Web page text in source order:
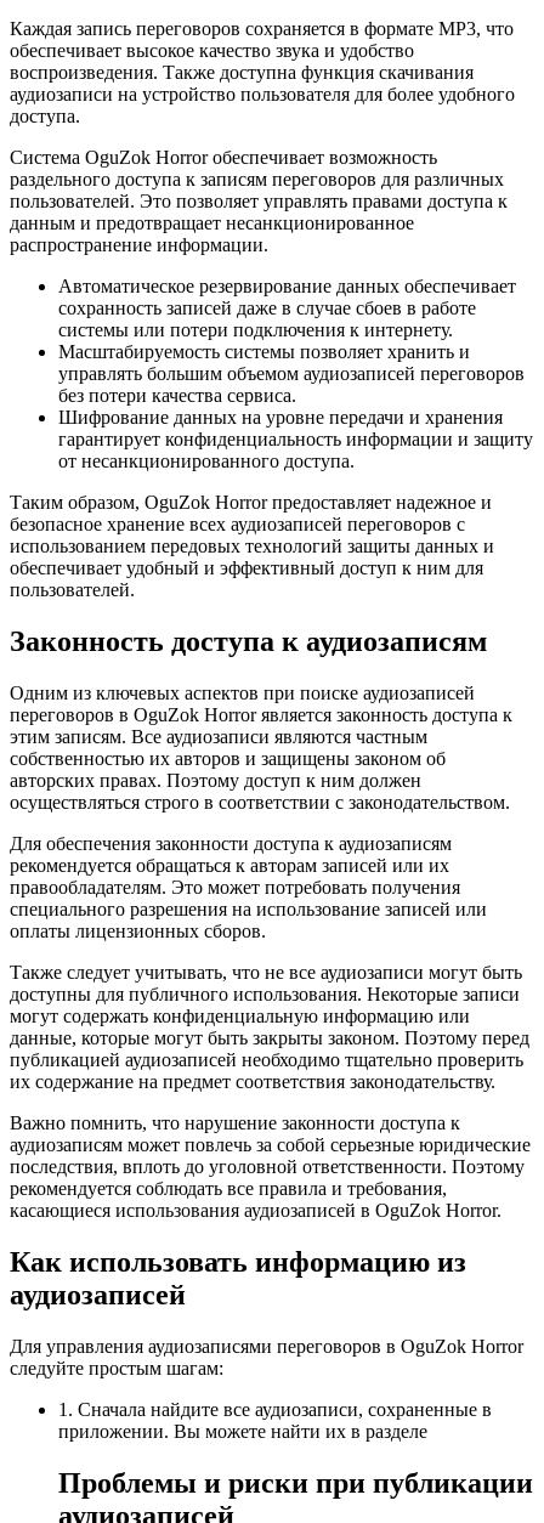
Каждая запись переговоров сохраняется в формате MP3, что
обеспечивает высокое качество звука и удобство
воспроизведения. Также доступна функция скачивания
аудиозаписи на устройство пользователя для более удобного
доступа.
Система OguZok Horror обеспечивает возможность
раздельного доступа к записям переговоров для различных
пользователей. Это позволяет управлять правами доступа к
данным и предотвращает несанкционированное
распространение информации.
Автоматическое резервирование данных обеспечивает
сохранность записей даже в случае сбоев в работе
системы или потери подключения к интернету.
Масштабируемость системы позволяет хранить и
управлять большим объемом аудиозаписей переговоров
без потери качества сервиса.
Шифрование данных на уровне передачи и хранения
гарантирует конфиденциальность информации и защиту
от несанкционированного доступа.
Таким образом, OguZok Horror предоставляет надежное и
безопасное хранение всех аудиозаписей переговоров с
использованием передовых технологий защиты данных и
обеспечивает удобный и эффективный доступ к ним для
пользователей.
Законность доступа к аудиозаписям
Одним из ключевых аспектов при поиске аудиозаписей
переговоров в OguZok Horror является законность доступа к
этим записям. Все аудиозаписи являются частным
собственностью их авторов и защищены законом об
авторских правах. Поэтому доступ к ним должен
осуществляться строго в соответствии с законодательством.
Для обеспечения законности доступа к аудиозаписям
рекомендуется обращаться к авторам записей или их
правообладателям. Это может потребовать получения
специального разрешения на использование записей или
оплаты лицензионных сборов.
Также следует учитывать, что не все аудиозаписи могут быть
доступны для публичного использования. Некоторые записи
могут содержать конфиденциальную информацию или
данные, которые могут быть закрыты законом. Поэтому перед
публикацией аудиозаписей необходимо тщательно проверить
их содержание на предмет соответствия законодательству.
Важно помнить, что нарушение законности доступа к
аудиозаписям может повлечь за собой серьезные юридические
последствия, вплоть до уголовной ответственности. Поэтому
рекомендуется соблюдать все правила и требования,
касающиеся использования аудиозаписей в OguZok Horror.
Как использовать информацию из
аудиозаписей
Для управления аудиозаписями переговоров в OguZok Horror
следуйте простым шагам:
1. Сначала найдите все аудиозаписи, сохраненные в
приложении. Вы можете найти их в разделе
Проблемы и риски при публикации
аудиозаписей